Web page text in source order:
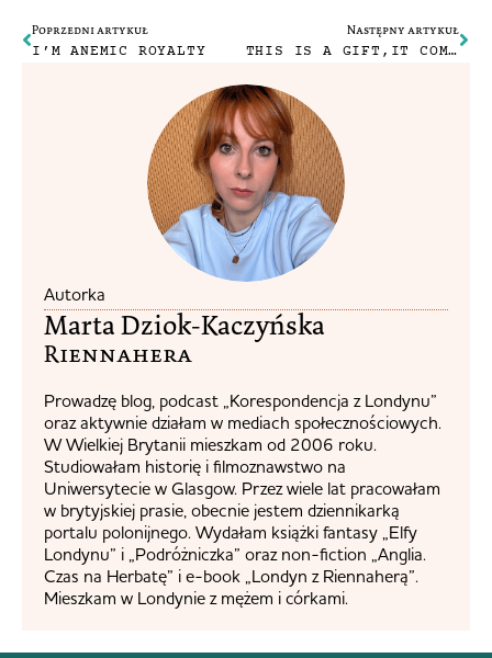
Poprzedni artykuł
I’M ANEMIC ROYALTY
Następny artykuł
THIS IS A GIFT,IT COMES WITH A PRICE
Autorka
Marta Dziok-Kaczyńska
Riennahera​
Prowadzę blog, podcast „Korespondencja z Londynu”
oraz aktywnie działam w mediach społecznościowych.
W Wielkiej Brytanii mieszkam od 2006 roku.
Studiowałam historię i filmoznawstwo na
Uniwersytecie w Glasgow. Przez wiele lat pracowałam
w brytyjskiej prasie, obecnie jestem dziennikarką
portalu polonijnego. Wydałam książki fantasy „Elfy
Londynu” i „Podróżniczka” oraz non-fiction „Anglia.
Czas na Herbatę” i e-book „Londyn z Riennaherą”.
Mieszkam w Londynie z mężem i córkami.